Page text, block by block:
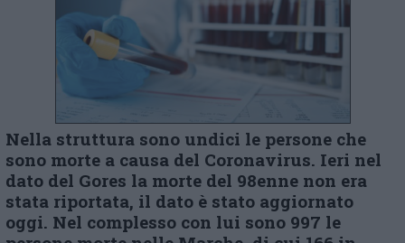
Nella struttura sono undici le persone che
sono morte a causa del Coronavirus. Ieri nel
dato del Gores la morte del 98enne non era
stata riportata, il dato è stato aggiornato
oggi. Nel complesso con lui sono 997 le